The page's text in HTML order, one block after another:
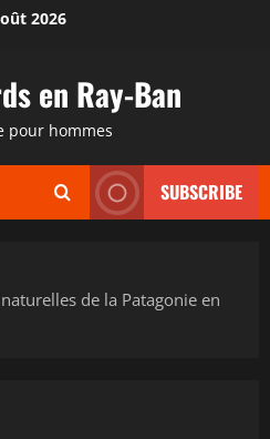
2026
en Ray-Ban
pour hommes
SUBSCRIBE
de la Patagonie en